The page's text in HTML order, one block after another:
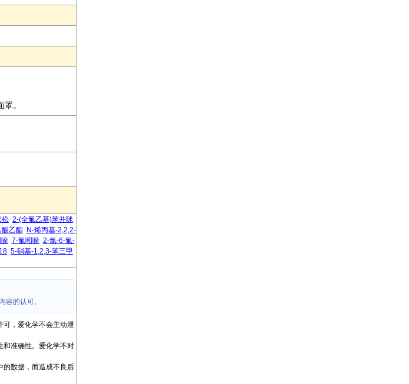
。
松 2-(全氟乙基)苯并咪
酸乙酯
N-烯丙基-2,2,2-
7-氟吲哚 2-氯-6-氟-
5-硝基-1,2,3-苯三甲
容的认可。
可，爱化学不会主动泄
和准确性。爱化学不对
的数据，而造成不良后